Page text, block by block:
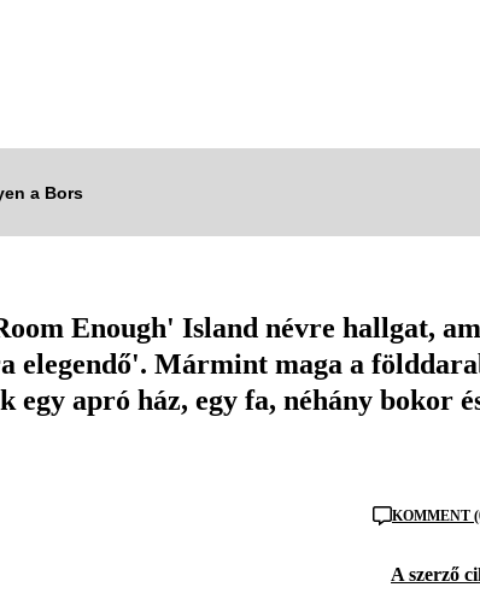
a Bors
Enough' Island névre hallgat,
elegendő'. Mármint maga a
egy apró ház, egy fa, néhány bokor
KOMMENT
A szerző